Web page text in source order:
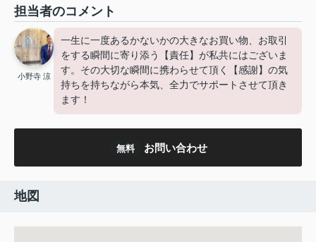
担当者のコメント
小野寺 涼
一生に一度あるかないかの大きなお買い物、お取引
をする瞬間に寄り添う【責任】が私共にはございま
す。その大切な瞬間に携わらせて頂く【感謝】の気
持ちを持ちながら本気、全力でサポートさせて頂き
ます！
無料 お問い合わせ
地図